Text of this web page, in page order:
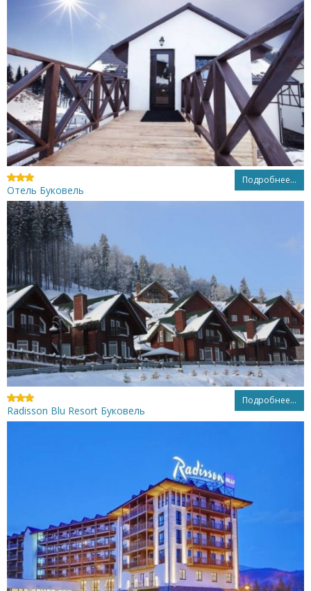
Подробнее...
Отель Буковель
Подробнее...
Radisson Blu Resort Буковель